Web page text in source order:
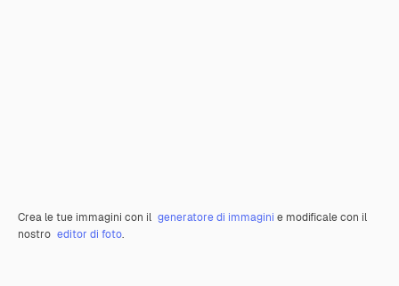
Crea le tue immagini con il generatore di immagini e modificale con il
nostro editor di foto.